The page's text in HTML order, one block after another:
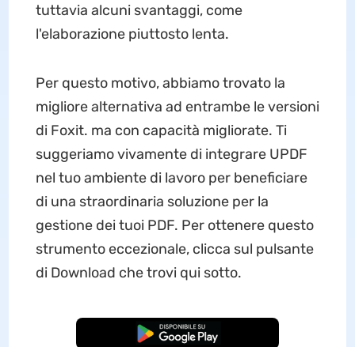
tuttavia alcuni svantaggi, come
l'elaborazione piuttosto lenta.
Per questo motivo, abbiamo trovato la
migliore alternativa ad entrambe le versioni
di Foxit. ma con capacità migliorate. Ti
suggeriamo vivamente di integrare UPDF
nel tuo ambiente di lavoro per beneficiare
di una straordinaria soluzione per la
gestione dei tuoi PDF. Per ottenere questo
strumento eccezionale, clicca sul pulsante
di Download che trovi qui sotto.
Download Gratis